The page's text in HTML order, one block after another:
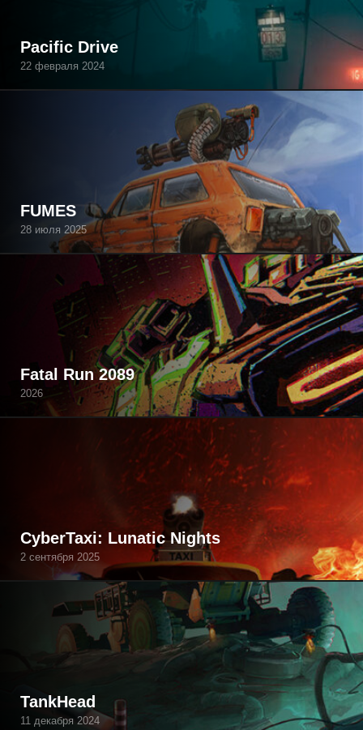
Pacific Drive
22 февраля 2024
FUMES
28 июля 2025
Fatal Run 2089
2026
CyberTaxi: Lunatic Nights
2 сентября 2025
TankHead
11 декабря 2024